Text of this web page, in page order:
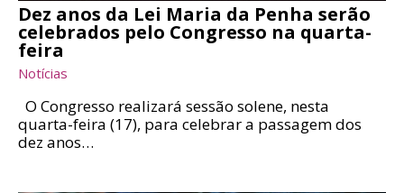
Dez anos da Lei Maria da Penha serão
celebrados pelo Congresso na quarta-
feira
Notícias
O Congresso realizará sessão solene, nesta
quarta-feira (17), para celebrar a passagem dos
dez anos…